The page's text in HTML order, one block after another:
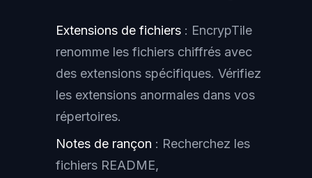
Extensions de fichiers : EncrypTile
renomme les fichiers chiffrés avec
des extensions spécifiques. Vérifiez
les extensions anormales dans vos
répertoires.
Notes de rançon : Recherchez les
fichiers README,